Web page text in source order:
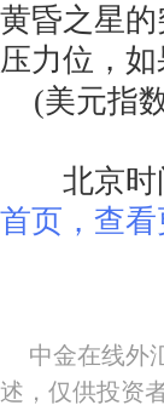
黄昏之星
压力位，
(美元指
北京时间
首页，查
中金在线外
述，仅供投资